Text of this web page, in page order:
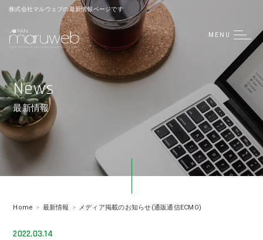
株式会社マルウェブの最新情報ページです
MENU
News
最新情報
Home 最新情報 メディア掲載のお知らせ(通販通信ECMO)
2022.03.14